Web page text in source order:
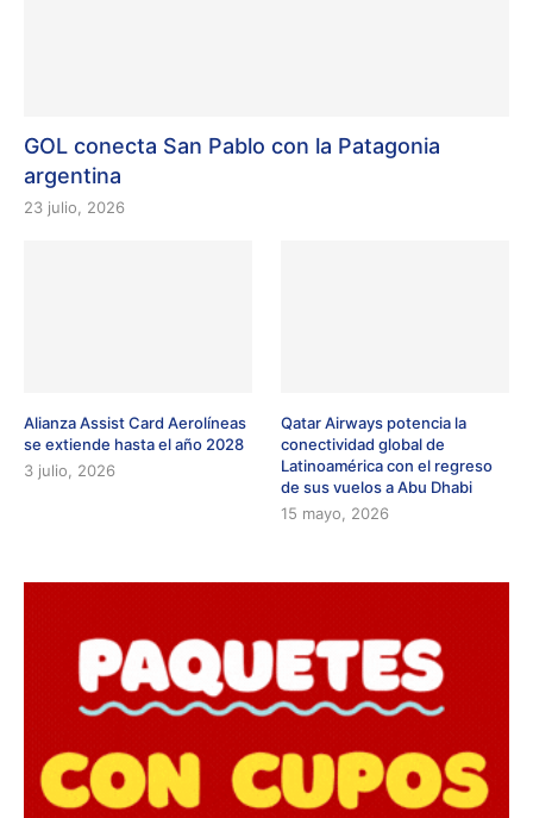
GOL conecta San Pablo con la Patagonia
argentina
23 julio, 2026
Alianza Assist Card Aerolíneas
se extiende hasta el año 2028
3 julio, 2026
Qatar Airways potencia la
conectividad global de
Latinoamérica con el regreso
de sus vuelos a Abu Dhabi
15 mayo, 2026